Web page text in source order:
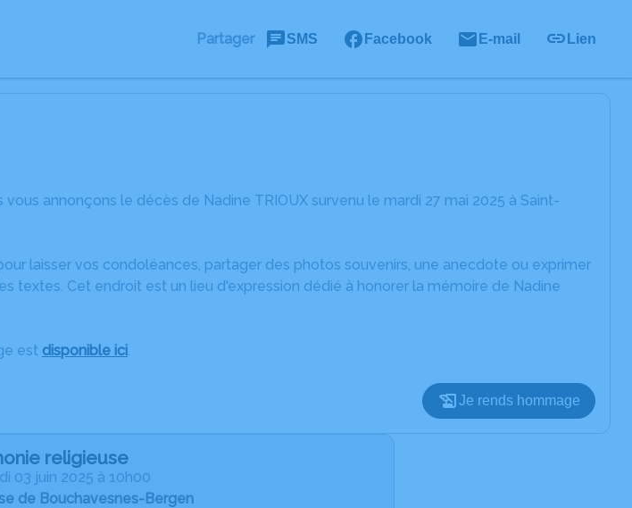
Partager SMS Facebook E-mail Lien
vous annonçons le décès de Nadine TRIOUX survenu le mardi 27 mai 2025 à Saint-
laisser vos condoléances, partager des photos souvenirs, une anecdote ou exprimer
textes. Cet endroit est un lieu d'expression dédié à honorer la mémoire de Nadine
est disponible ici.
Je rends hommage
religieuse
03 juin 2025 à 10h00
de Bouchavesnes-Bergen